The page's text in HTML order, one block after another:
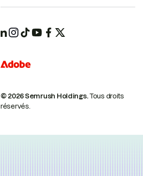
© 2026 Semrush Holdings.Tous droits
réservés.